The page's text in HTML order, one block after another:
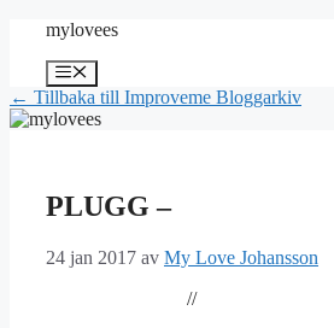
Hoppa
innehåll
mylovees
Meny
← Tillbaka till Improveme Bloggarkiv
PLUGG –
24 jan 2017 av My Love Johansson
//